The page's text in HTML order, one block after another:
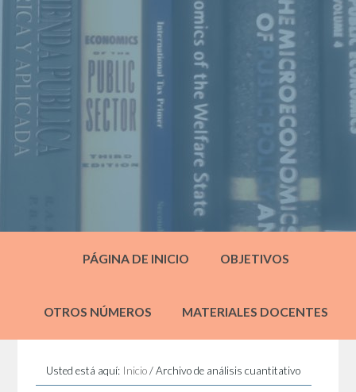
PÁGINA DE INICIO OBJETIVOS
OTROS NÚMEROS MATERIALES DOCENTES
Usted está aquí: Inicio /Archivo de análisis cuantitativo